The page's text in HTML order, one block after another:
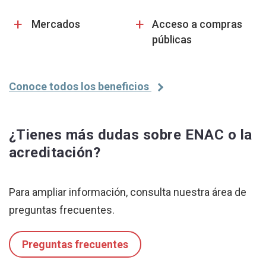
+ Mercados +
Acceso a compras
públicas
Conoce todos los beneficios
¿Tienes más dudas sobre ENAC o la
acreditación?
Para ampliar información, consulta nuestra área de
preguntas frecuentes.
Preguntas frecuentes